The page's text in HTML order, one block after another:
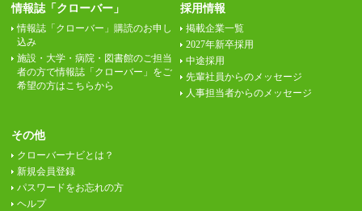
情報誌「クローバー」
情報誌「クローバー」購読のお申し
込み
施設・大学・病院・図書館のご担当
者の方で情報誌「クローバー」をご
希望の方はこちらから
採用情報
掲載企業一覧
2027年新卒採用
中途採用
先輩社員からのメッセージ
人事担当者からのメッセージ
その他
クローバーナビとは？
新規会員登録
パスワードをお忘れの方
ヘルプ